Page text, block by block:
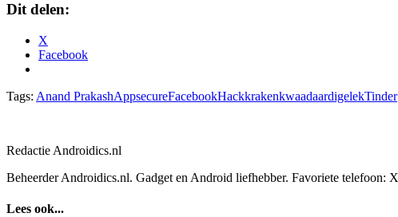
Dit delen:
X
Facebook
Tags: Anand PrakashAppsecureFacebookHackkrakenkwaadaardigelekTinder
Redactie Androidics.nl
Beheerder Androidics.nl. Gadget en Android liefhebber. Favoriete telefoon:
Lees ook...